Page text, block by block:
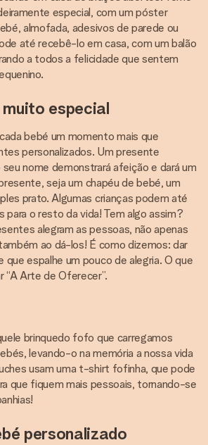
especial, com um póster
almofada, adesivos de parede ou
até recebê-lo em casa, com um balão
a todos a felicidade que sentem
especial
bebé um momento mais que
personalizados. Um presente
nome demonstrará afeição e dará um
seja um chapéu de bebé, um
prato. Algumas crianças podem até
para o resto da vida! Tem algo assim?
alegram as pessoas, não apenas
ao dá-los! É como dizemos: dar
espalhe um pouco de alegria. O que
“A Arte de Oferecer”.
brinquedo fofo que carregamos
levando-o na memória a nossa vida
usam uma t-shirt fofinha, que pode
que fiquem mais pessoais, tornando-se
personalizado